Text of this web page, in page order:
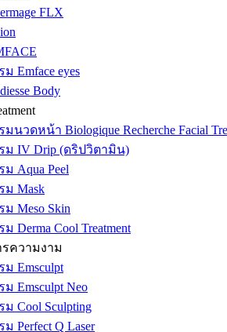
FLX
Emface eyes
Body
นวดหน้า Biologique Recherche Facial
ม IV Drip (ดริปวิตามิน)
Aqua Peel
ม Mask
Meso Skin
Derma Cool Treatment
ความงาม
Emsculpt
Emsculpt Neo
Cool Sculpting
Perfect Q Laser